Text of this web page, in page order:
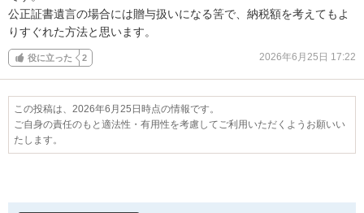
公正証書遺言の場合には贈与扱いになる筈で、納税額を考えてもよ
りすぐれた方法と思います。
役に立った 2 2026年6月25日 17:22
この投稿は、2026年6月25日時点の情報です。
ご自身の責任のもと適法性・有用性を考慮してご利用いただくようお願いい
たします。